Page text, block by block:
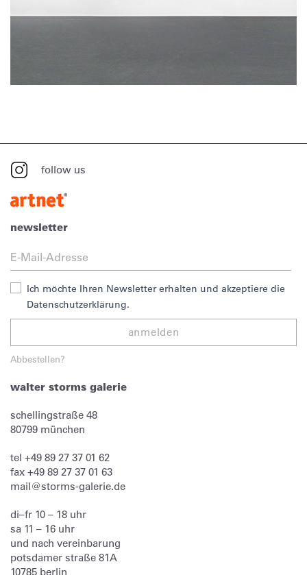
follow us
newsletter
Ich möchte Ihren Newsletter erhalten und akzeptiere die
Datenschutzerklärung.
anmelden
Abbestellen?
walter storms galerie
schellingstraße 48
80799 münchen
tel +49 89 27 37 01 62
fax +49 89 27 37 01 63
mail@storms-galerie.de
di–fr 10 – 18 uhr
sa 11 – 16 uhr
und nach vereinbarung
potsdamer straße 81A
10785 berlin